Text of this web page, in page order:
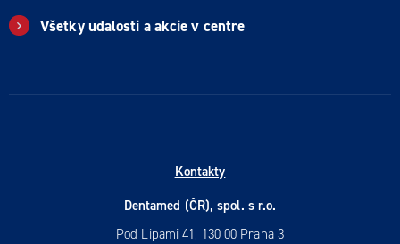
Všetky udalosti a akcie v centre
Kontakty
Dentamed (ČR), spol. s r.o.
Pod Lipami 41, 130 00 Praha 3